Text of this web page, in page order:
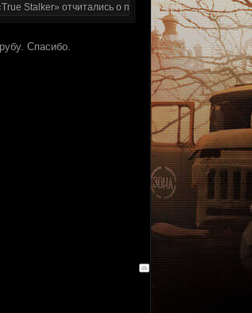
Stalker» отчитались о проделанной работе
Спасибо.